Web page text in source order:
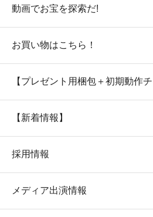
動画でお宝を探索だ!
お買い物はこちら！
【プレゼント用梱包＋初期動作チ
【新着情報】
採用情報
メディア出演情報